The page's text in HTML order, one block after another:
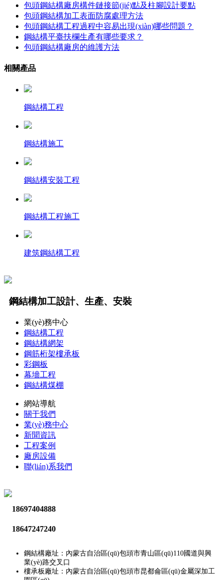
包頭鋼結構廠房構件鏈接節(jié)點及柱腳設計要點
包頭鋼結構加工表面防腐處理方法
包頭鋼結構工程過程中容易出現(xiàn)哪些問題？
鋼結構平臺扶欄生產有哪些要求？
包頭鋼結構廠房的維護方法
相關產品
鋼結構工程
鋼結構施工
鋼結構安裝工程
鋼結構工程施工
建筑鋼結構工程
鋼結構加工設計、生產、安裝
業(yè)務中心
鋼結構工程
鋼結構網架
鋼筋桁架樓承板
彩鋼板
幕墻工程
鋼結構煤棚
網站導航
關于我們
業(yè)務中心
新聞資訊
工程案例
廠房設備
聯(lián)系我們
18697404888
18647247240
鋼結構廠址：內蒙古自治區(qū)包頭市青山區(qū)110國道與興
業(yè)路交叉口
樓承板廠址：內蒙古自治區(qū)包頭市昆都侖區(qū)金屬深加工